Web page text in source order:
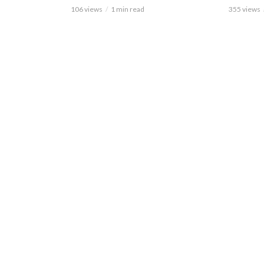
106 views 1 min read 355 views